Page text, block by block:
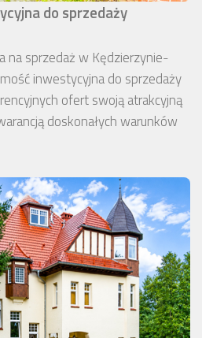
do sprzedaży
na sprzedaż w Kędzierzynie-
inwestycyjna do sprzedaży
ofert swoją atrakcyjną
doskonałych warunków